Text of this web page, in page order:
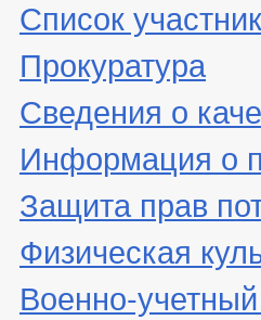
Список
Прокуратура
Сведения о
Информация о
Защита прав
Физическая
Военно-